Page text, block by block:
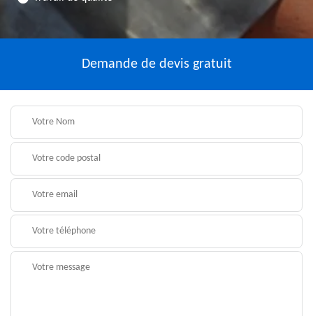
Demande de devis gratuit